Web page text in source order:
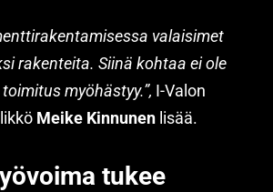
valaisimet
rakenteita. Siinä kohtaa ei ole
myöhästyy.”, I-Valon
Meike Kinnunen lisää.
tukee